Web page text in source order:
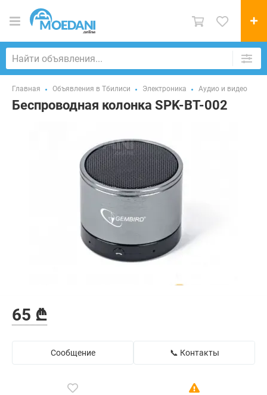
Главная Объявления в Тбилиси Электроника Аудио и видео
Беспроводная колонка SPK-BT-002
65 ₾
Сообщение 📞 Контакты